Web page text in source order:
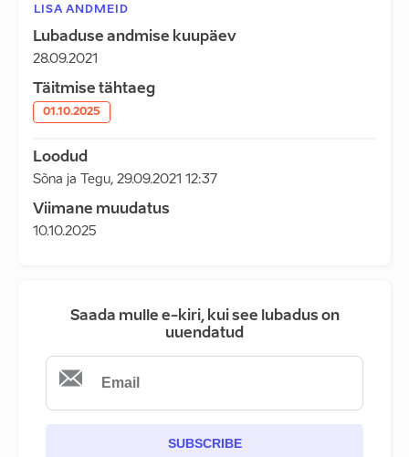
LISA ANDMEID
Lubaduse andmise kuupäev
28.09.2021
Täitmise tähtaeg
01.10.2025
Loodud
Sõna ja Tegu, 29.09.2021 12:37
Viimane muudatus
10.10.2025
Saada mulle e-kiri, kui see lubadus on
uuendatud
SUBSCRIBE